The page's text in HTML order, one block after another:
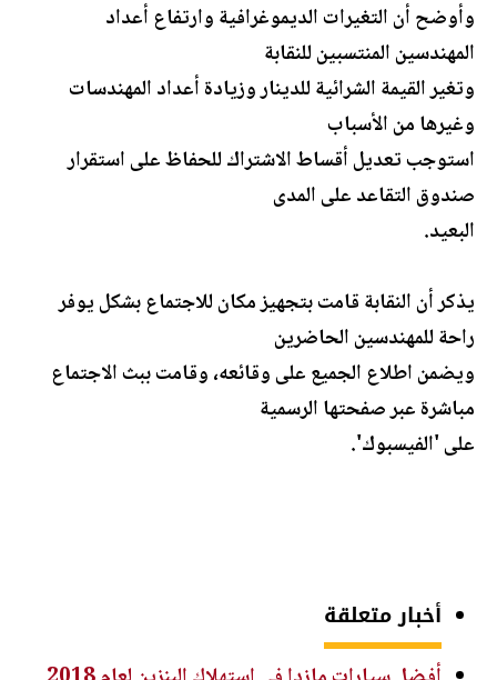
وأوضح أن التغيرات الديموغرافية وارتفاع أعداد
المهندسين المنتسبين للنقابة
وتغير القيمة الشرائية للدينار وزيادة أعداد المهندسات
وغيرها من الأسباب
استوجب تعديل أقساط الاشتراك للحفاظ على استقرار
صندوق التقاعد على المدى
البعيد.
يذكر أن النقابة قامت بتجهيز مكان للاجتماع بشكل يوفر
راحة للمهندسين الحاضرين
ويضمن اطلاع الجميع على وقائعه، وقامت ببث الاجتماع
مباشرة عبر صفحتها الرسمية
على 'الفيسبوك'.
أخبار متعلقة